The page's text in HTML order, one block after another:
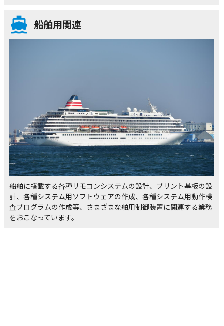
船舶用関連
船舶に搭載する各種リモコンシステムの設計、プリント基板の設
計、各種システム用ソフトウェアの作成、各種システム用動作検
査プログラムの作成等、さまざまな舶用制御装置に関連する業務
をおこなっています。